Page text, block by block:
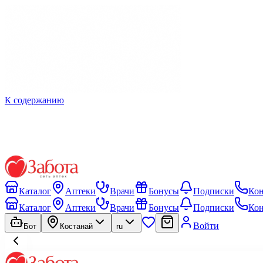
К содержанию
Каталог Аптеки Врачи Бонусы Подписки
Каталог
Аптеки Врачи Бонусы Подписки
Бот Костанай ru Войти